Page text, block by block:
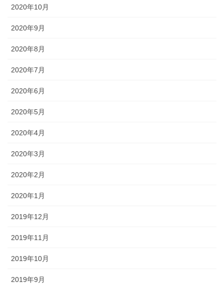
2020年10月
2020年9月
2020年8月
2020年7月
2020年6月
2020年5月
2020年4月
2020年3月
2020年2月
2020年1月
2019年12月
2019年11月
2019年10月
2019年9月